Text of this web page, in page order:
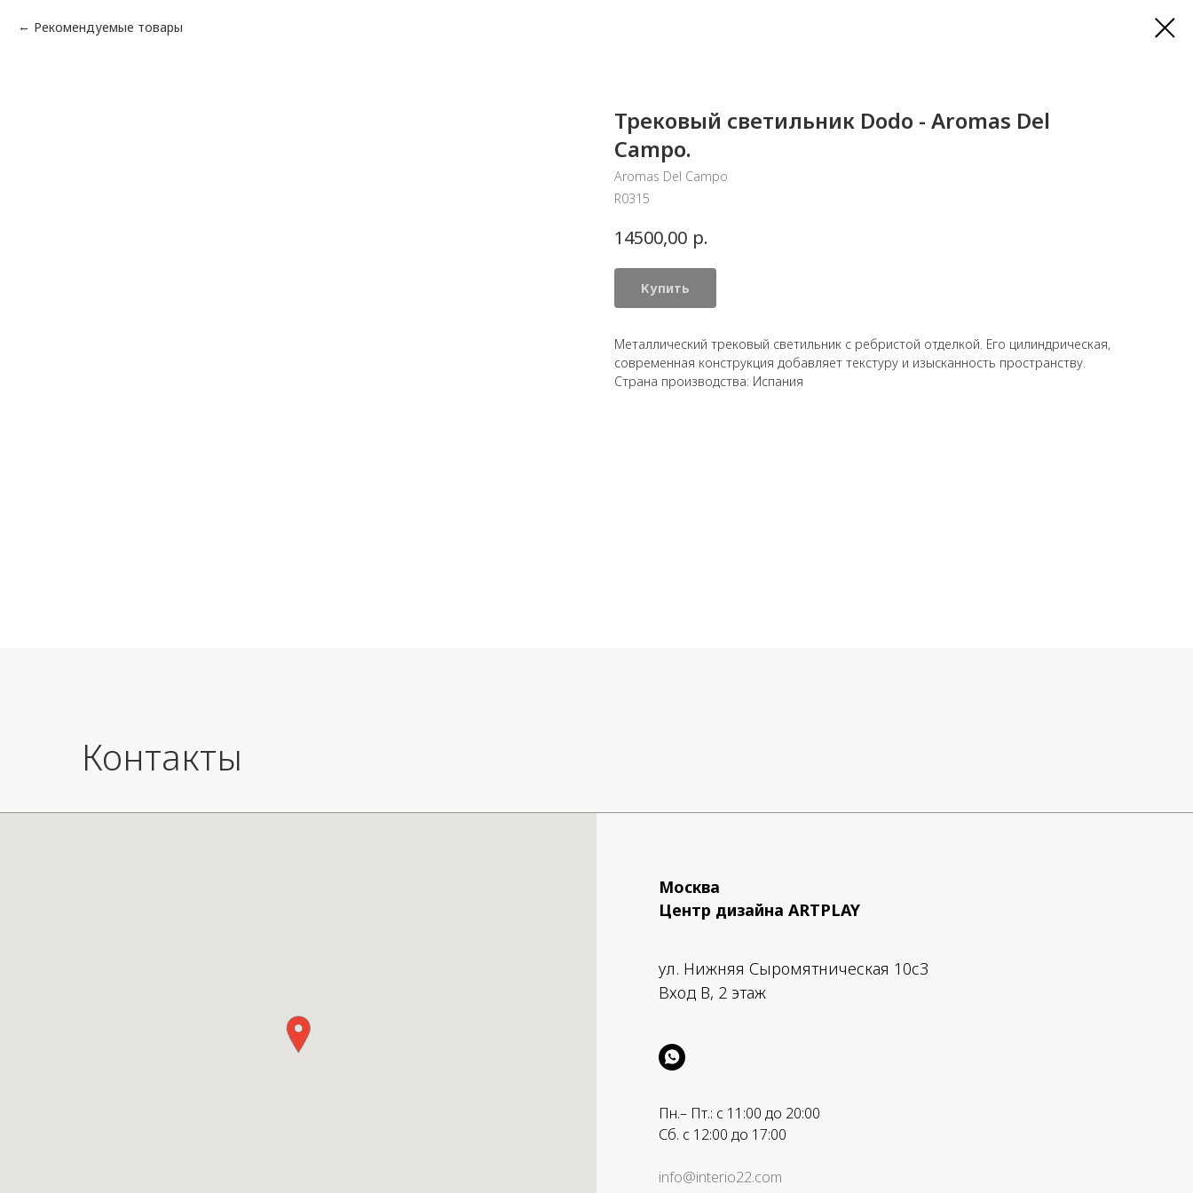
Рекомендуемые товары
Трековый светильник Dodo - Aromas Del
Campo.
Aromas Del Campo
R0315
14500,00 р.
Купить
Металлический трековый светильник с ребристой отделкой. Его цилиндрическая,
современная конструкция добавляет текстуру и изысканность пространству.
Страна производства: Испания
Контакты
Москва
Центр дизайна ARTPLAY
ул. Нижняя Сыромятническая 10с3
Вход B, 2 этаж
Пн.– Пт.: с 11:00 до 20:00
Сб. с 12:00 до 17:00
info@interio22.com